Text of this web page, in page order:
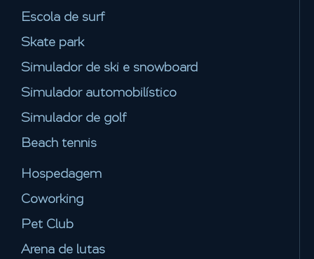
Escola de surf
Skate park
Simulador de ski e snowboard
Simulador automobilístico
Simulador de golf
Beach tennis
Hospedagem
Coworking
Pet Club
Arena de lutas